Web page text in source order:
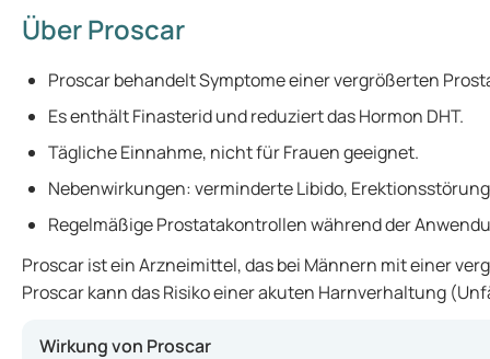
Über Proscar
Proscar behandelt Symptome einer vergrößerten
Es enthält Finasterid und reduziert das Hormon DHT.
Tägliche Einnahme, nicht für Frauen geeignet.
Nebenwirkungen: verminderte Libido,
Regelmäßige Prostatakontrollen während der
Proscar ist ein Arzneimittel, das bei Männern mit einer
Proscar kann das Risiko einer akuten Harnverhaltung
Wirkung von Proscar